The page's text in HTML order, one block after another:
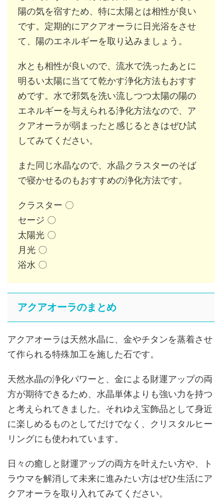
陽の気を宿すため、特に太陽とは相性が良い
です。定期的にアクアオーラに日光浴をさせ
て、陽のエネルギーを取り込みましょう。
水とも相性が良いので、流水で洗ったあとに
明るい太陽に当てて乾かす浄化方法もおすす
めです。水で邪気を洗い流しつつ太陽の陽の
エネルギーを与えられる浄化方法なので、ア
クアオーラが弱まったと感じるときはぜひ試
してみてください。
また同じ水晶なので、水晶クラスターのそば
で寝かせるのもおすすめの浄化方法です。
クラスター 〇
セージ 〇
太陽光 〇
月光 〇
浴水 〇
アクアオーラのまとめ
アクアオーラは天然水晶に、金やチタンを蒸着させ
て作られる特殊加工を施した石です。
天然水晶の浄化パワーと、金による財運アップの両
方が期待できるため、水晶単体よりも強い力を持つ
と考えられてきました。それゆえ宝飾品として身近
に楽しめるものとしてだけでなく、クリスタルヒー
リングにも使われています。
日々の癒しと財運アップの両方を叶えたい方や、ト
ラウマを解消して未来に進みたい方はぜひ生活にア
クアオーラを取り入れてみてください。